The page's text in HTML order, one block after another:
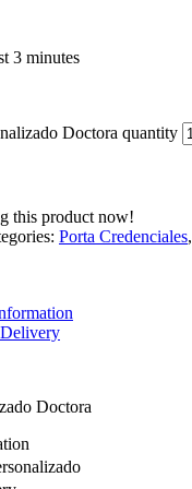
3 minutes
Doctora quantity
this product now!
Porta Credenciales,
Doctora